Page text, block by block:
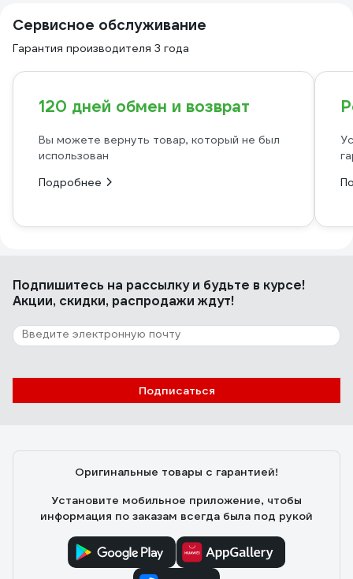
Сервисное обслуживание
Гарантия производителя 3 года
120 дней обмен и возврат
Вы можете вернуть товар, который не был
использован
Подробнее
Подпишитесь на рассылкуи будьте в курсе!
Акции, скидки, распродажи ждут!
Подписаться
Оригинальные товары с гарантией!
Установите мобильное приложение, чтобы
информация по заказам всегда была под рукой